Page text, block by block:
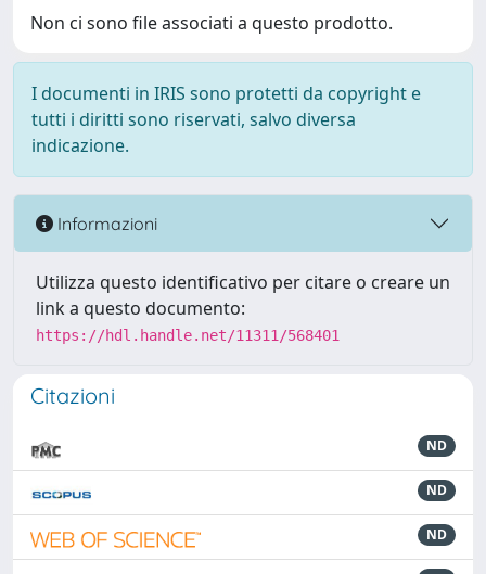
Non ci sono file associati a questo prodotto.
I documenti in IRIS sono protetti da copyright e
tutti i diritti sono riservati, salvo diversa
indicazione.
Informazioni
Utilizza questo identificativo per citare o creare un
link a questo documento:
https://hdl.handle.net/11311/568401
Citazioni
ND
ND
ND